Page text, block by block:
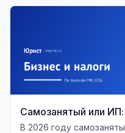
Самозанятый или
В 2026 году